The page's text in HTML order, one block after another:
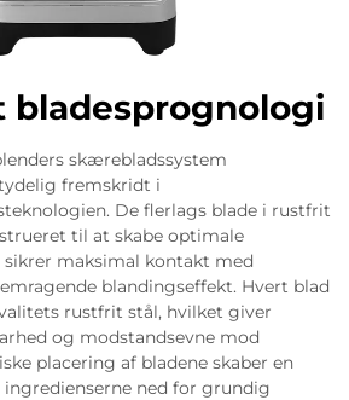
bladesprognologi
skærebladssystem
fremskridt i
De flerlags blade i rustfrit
til at skabe optimale
maksimal kontakt med
blandingseffekt. Hvert blad
rustfrit stål, hvilket giver
og modstandsevne mod
placering af bladene skaber en
ned for grundig